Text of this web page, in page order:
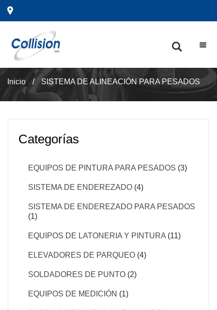
Inicio / SISTEMA DE ALINEACIÓN PARA PESADOS
Categorías
EQUIPOS DE PINTURA PARA PESADOS (3)
SISTEMA DE ENDEREZADO (4)
SISTEMA DE ENDEREZADO PARA PESADOS
(1)
EQUIPOS DE LATONERIA Y PINTURA (11)
ELEVADORES DE PARQUEO (4)
SOLDADORES DE PUNTO (2)
EQUIPOS DE MEDICIÓN (1)